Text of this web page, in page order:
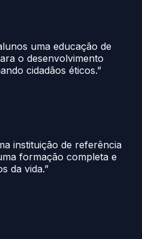
uma educação de
o desenvolvimento
cidadãos éticos.”
instituição de referência
formação completa e
da vida.”